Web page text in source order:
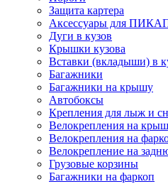
Защита картера
Аксессуары для
Дуги в кузов
Крышки кузова
Вставки (вкладыши) в
Багажники
Багажники на крышу
Автобоксы
Крепления для лыж и
Велокрепления на
Велокрепления на
Велокрепление на
Грузовые корзины
Багажники на фаркоп